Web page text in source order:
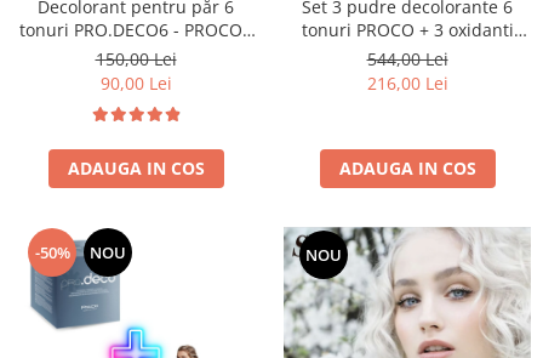
Storcatoare tuburi vopsea
Boluri pentru vopsit parul
Aparatura coafor
Aparate de sterilizat
Placa de creponat parul
Placi de indreptat parul
Uscatoare de par | feonuri
Difuzor pentru uscator de par |
Mobilier barber
Produse gene si sprancene
Kit laminare gene si sprancene
Splendor
Decolorant pentru păr 6
tonuri PRO.DECO6 - PROCO -
500g
150,00 Lei
90,00 Lei
ADAUGA IN COS
Set 3 pudre decolorante 6
tonuri PROCO + 3 oxidanti
GRATIS
544,00 Lei
216,00 Lei
ADAUGA IN COS
-50% NOU NOU